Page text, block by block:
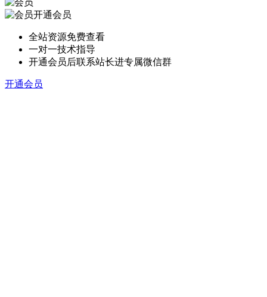
开通会员
全站资源免费查看
一对一技术指导
开通会员后联系站长进专属微信群
开通会员